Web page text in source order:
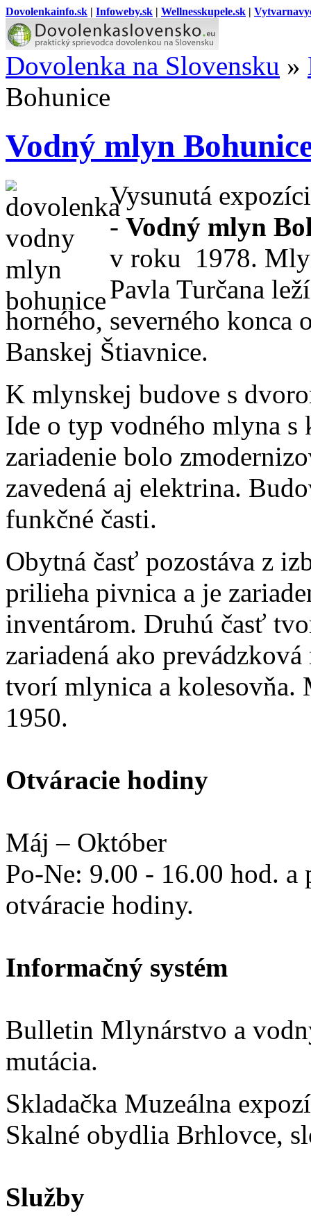
Dovolenkainfo.sk | Infoweby.sk | Wellnesskupele.sk |
Dovolenka na Slovensku »
Bohunice
Vodný mlyn
Vysunutá
- Vodný mlyn
v roku 1978.
Pavla Turčana
horného, severného konca
Banskej Štiavnice.
K mlynskej budove s
Ide o typ vodného mlyna s
zariadenie bolo
zavedená aj elektrina.
funkčné časti.
Obytná časť pozostáva z
prilieha pivnica a je
inventárom. Druhú časť
zariadená ako
tvorí mlynica a kolesovňa.
1950.
Otváracie hodiny
Máj – Október
Po-Ne: 9.00 - 16.00 hod.
otváracie hodiny.
Informačný systém
Bulletin Mlynárstvo a
mutácia.
Skladačka Muzeálna
Skalné obydlia Brhlovce,
Služby